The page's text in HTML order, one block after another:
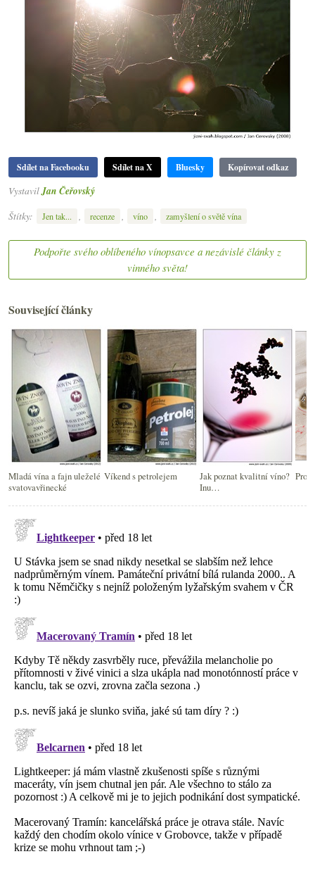
Sdílet na Facebooku Sdílet na X Bluesky Kopírovat odkaz
Vystavil Jan Čeřovský
Štítky:
Jen tak... , recenze , víno , zamyšlení o světě vína
Podpořte svého oblíbeného vínopsavce a nezávislé články z
vinného světa!
Související články
Mladá vína a fajn uleželé
svatovavřinecké
Víkend s petrolejem
Jak poznat kvalitní víno?
Inu…